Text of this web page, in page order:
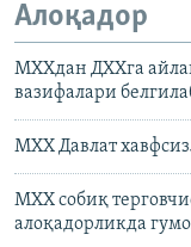
Алоқадор
МХХдан ДХХга
вазифалари
МХХ Давлат
МХХ собиқ
алоқадорликда